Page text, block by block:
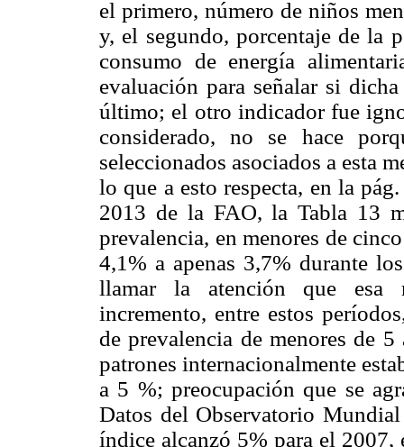
el primero, número de niños
y, el segundo, porcentaje de la
consumo de energía
evaluación para señalar si
último; el otro indicador fue
considerado, no se hace
seleccionados asociados a esta
lo que a esto respecta, en la
2013 de la FAO, la Tabla 13
prevalencia, en menores de
4,1% a apenas 3,7% durante
llamar la atención que esa
incremento, entre estos
de prevalencia de menores de
patrones internacionalmente
a 5 %; preocupación que se
Datos del Observatorio
índice alcanzó 5% para el